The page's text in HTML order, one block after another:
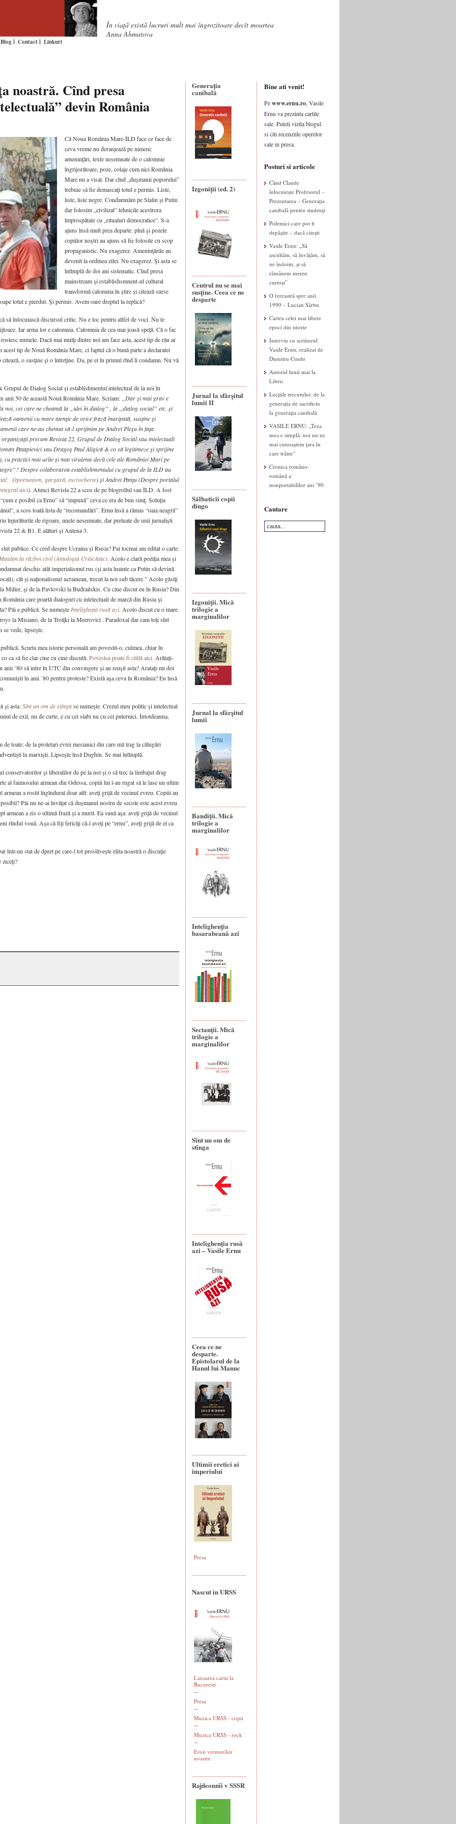
Blog Contact Linkuri
În viaţă există lucruri mult mai îngrozitoare decît moartea
Anna Ahmatova
noastră. Cînd presa
devin România
Că Noua România Mare-ÎLD face ce face de
ceva vreme nu deranjează pe nimeni:
ameninţări, texte nesemnate de o calomnie
îngrijorătoare, poze, colaje cum nici România
Mare nu a visat. Dar cînd „duşmanii poporului”
trebuie să fie demascaţi totul e permis. Liste,
liste, liste negre. Condamnăm pe Stalin şi Putin
dar folosim „civilizat” tehnicile acestrora
împrospătate cu „ritualuri democratice”. S-a
ajuns însă mult prea departe: pînă şi pozele
copiilor noştri au ajuns să fie folosite cu scop
propaganistic. Nu exagerez. Ameninţările au
devenit la ordinea zilei. Nu exagerez. Şi asta se
întîmplă de doi ani sistematic. Cînd presa
mainstream şi establishsmnent-ul cultural
transformă calomnia în ştire şi citează surse
totul e pierdut. Şi permis. Avem oare dreptul la replică?
să înlocuiască discursul critic. Nu e loc pentru altfel de voci. Nu te
Iar arma lor e calomnia. Calomnia de cea mai joasă speţă. Că o fac
numele. Dacă mai mulţi dintre noi am face asta, acest tip de rău ar
acest tip de Nouă România Mare, ci faptul că o bună parte a declaratei
citează, o susţine şi o întreţine. Da, pe ei în primul rînd îi condamn. Nu vă
Grupul de Dialog Social şi establishmentul intelectual de la noi în
anii 50 de această Nouă România Mare. Scriam:
„Dar şi mai grav e
noi, cei care ne cheamă la „idei în dialog” , la „dialog social” etc. şi
oamenii cu mare atenţie de orice frază înaripată, susţine şi
care ne-au chemat să-l sprijinim pe Andrei Pleşu în faţa
precum Revista 22, Grupul de Dialog Social sau intelectuali
Patapievici sau Dragoş Paul Aligică & co să legitimeze şi sprijine
practici mai urîte şi mai virulente decît cele ale României Mari pe
Despre colaborarea establishmentului cu grupul de la ÎLD au
Oportunism, gargară, escrocherie) şi Andrei Panţu (Despre portalul
aici). Atunci Revista 22 a scos de pe blogrollul sau ÎLD. A fost
e posibil ca Ernu” să “impună” ceva ce era de bun simţ. Soluția
a scos toată lista de “recomandări”. Ernu însă a rămas “oaia neagră”
înjurăturile de rigoare, unele nesemnate, dar preluate de unii jurnalişti
22 & B1. E alături şi Antena 3.
publice. Ce cred despre Ucraina şi Rusia? Pai tocmai am editat o carte:
la război civil (Antologia CriticAtac). Acolo e clară poziţia mea şi
deschis atât imperialismul rus (şi asta înainte ca Putin să devină
cât şi naţionalismul ucrainean, trecut la noi sub tăcere.” Acolo găsiţi
Miller, şi de la Pavlovski la Budraitskis. Cu cine discut eu în Rusia? Din
care poartă dialoguri cu intelectuali de marcă din Rusia şi
Păi e publică. Se numeşte Inteligheţia rusă azi. Acolo discut cu o mare
la Misiano, de la Troiţki la Meerovici . Paradoxal dar cam toţi sînt
vede, lipseşte.
Scurta mea istorie personală am povestit-o, culmea, chiar în
ca să fie clar cine cu cine discută. Povestea poate fi citită aici. Arătaţi-
anii ‘80 să intre în UTC din convingere şi au reuşit asta? Arataţi-mi doi
în anii `80 pentru proteste? Există aşa ceva în România? Eu însă
şi asta:Sînt un om de stîngase numeşte. Crezul meu politic şi intelectual
de exil, nu de curte, e cu cei slabi nu cu cei puternici. Întotdeauna,
toate: de la proletari evrei mesianici din care mă trag la călugări
la marxişti. Lipseşte însă Dughin. Se mai întîmplă.
conservatorilor şi liberalilor de pe la noi şi o să trec la limbajul drag
al faimosului armean din Odessa, copiii lui l-au rugat să le lase un ultim
armean a rostit îngîndurat doar atît: aveţi grijă de vecinul evreu. Copiii au
Păi nu ne-ai învăţat că dușmanul nostru de secole este acest evreu
armean a zis o ultimă frază şi a murit. Ea sună aşa: aveţi grijă de vecinul
rîndul vouă. Aşa că fiţi fericiţi că-l aveţi pe “ernu”, aveţi grijă de el ca
într-un stat de dpret pe care-l tot proslăveşte elita noastră o discuţie
ziceţi?
Generaţia
canibală
Izgoniții (ed. 2)
Centrul nu se mai
susține. Ceea ce ne
desparte
Jurnal la sfârșitul
lumii II
Sălbaticii copii
dingo
Izgoniții. Mică
trilogie a
marginalilor
Jurnal la sfârșitul
lumii
Bandiţii. Mică
trilogie a
marginalilor
Intelighenția
basarabeană azi
Sectanţii. Mică
trilogie a
marginalilor
Sînt un om de
stînga
Intelighenţia rusă
azi – Vasile Ernu
Ceea ce ne
desparte.
Epistolarul de la
Hanul lui Manuc
Ultimii eretici ai
imperiului
Presa
Nascut in URSS
Lansarea cartii la
Bucuresti
Presa
Muzica URSS - copii
Muzica URSS - rock
Eroii vremurilor
noastre
Rajdeonnîi v SSSR
Bine ati venit!
Pewww.ernu.ro, Vasile
Ernu va prezinta cartile
sale. Puteti vizita blogul
si citi recenziile operelor
sale in presa.
Posturi si articole
Când Claude
înlocuiește Profesorul –
Prezentarea – Generația
canibală pentru studenți
Polemici care pot fi
depășite – dacă citești
Vasile Ernu: „Să
ascultăm, să învățăm, să
ne îndoim; și să
rămânem mereu
curioși”
O fereastră spre anii
1990 – Lucian Sârbu
Cartea celei mai libere
epoci din istorie
Interviu cu scriitorul
Vasile Ernu, realizat de
Dumitru Crudu
Autorul lunii mai la
Libris
Lecțiile trecutului: de la
generația de sacrificiu
la generația canibală
VASILE ERNU: „Teza
mea e simplă: noi nu ne
mai cunoaștem țara în
care trăim“
Cronica româno-
română a
insuportabililor ani ’90
Cautare